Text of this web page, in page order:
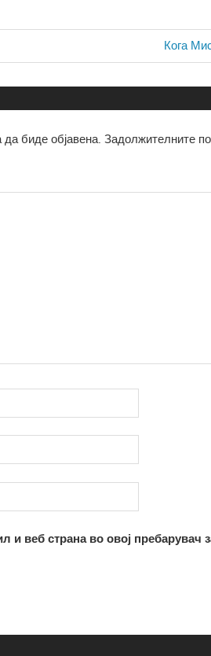
Next
Post:
Кога
биде објавена. Задолжителните
и веб страна во овој пребарувач